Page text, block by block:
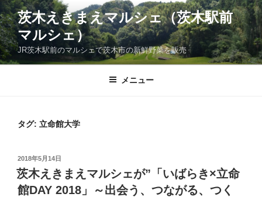
コ
ン
テ
ン
ツ
茨木えきまえマルシェ（茨木駅前
マルシェ）
JR茨木駅前のマルシェで茨木市の新鮮野菜を販売
メニュー
タグ: 立命館大学
投
稿
日:
2018年5月14日
茨木えきまえマルシェが”「いばらき×立命
館DAY 2018」～出会う、つながる、つく